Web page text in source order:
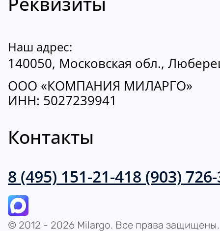
Наш адрес:
140050, Московская обл.,
ООО «КОМПАНИЯ МИЛАРГО»
ИНН: 5027239941
Контакты
8 (495) 151-21-418 (903)
© 2012 - 2026 Milargo. Все права защищены.